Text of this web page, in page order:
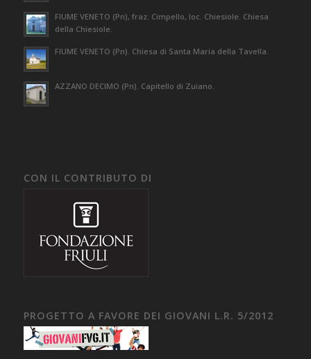
FIUME VENETO (Pn), fraz. Cimpello, loc. Chiesiole. Chiesa
della Chiesiole.
FIUME VENETO (Pn). Chiesa di Santa Maria della Tavella.
AZZANO DECIMO (Pn). Capitello di Zuiano.
CON IL CONTRIBUTO DI
PROGETTO A FAVORE DEI GIOVANI L.R. 5/2012